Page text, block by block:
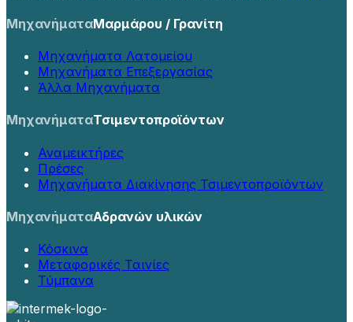
ΜηχανήματαΜαρμάρου / Γρανίτη
Μηχανήματα Λατομείου
Μηχανήματα Επεξεργασίας
Άλλα Μηχανήματα
ΜηχανήματαΤσιμεντοπροϊόντων
Αναμεικτήρες
Πρέσες
Μηχανήματα Διακίνησης Τσιμεντοπροϊόντων
ΜηχανήματαΑδρανών υλικών
Κόσκινα
Μεταφορικές Ταινίες
Τύμπανα